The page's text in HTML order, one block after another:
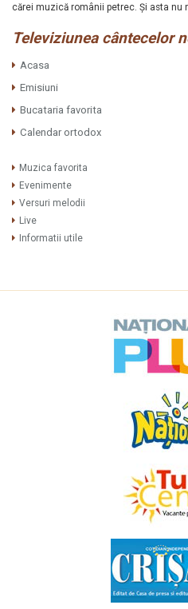
cărei muzică românii petrec. Şi asta nu
Televiziunea cântecelor
Acasa
Emisiuni
Bucataria favorita
Calendar ortodox
Muzica favorita
Evenimente
Versuri melodii
Live
Informatii utile